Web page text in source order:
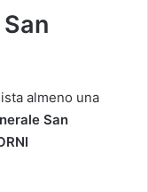
almeno una
San